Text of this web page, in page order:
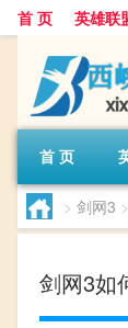
首 页 英雄联
首 页
> 剑网3 >
剑网3如